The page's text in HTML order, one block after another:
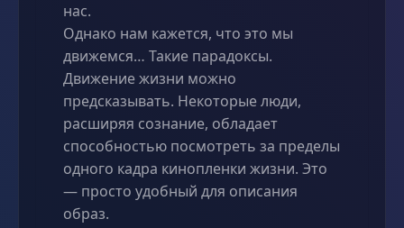
нас.
Однако нам кажется, что это мы
движемся… Такие парадоксы.
Движение жизни можно
предсказывать. Некоторые люди,
расширяя сознание, обладает
способностью посмотреть за пределы
одного кадра кинопленки жизни. Это
— просто удобный для описания
образ.